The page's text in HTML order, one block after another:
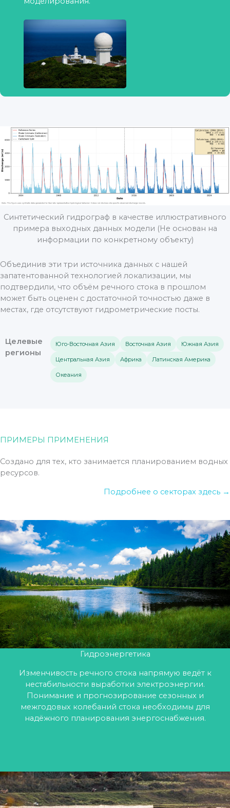
Синтетический гидрограф в качестве иллюстративного
примера выходных данных модели (Не основан на
информации по конкретному объекту)
Объединив эти три источника данных с нашей
запатентованной технологией локализации, мы
подтвердили, что объём речного стока в прошлом
может быть оценен с достаточной точностью даже в
местах, где отсутствуют гидрометрические посты.
Целевые
регионы
Юго-Восточная Азия Восточная Азия Южная Азия
Центральная Азия Африка Латинская Америка
Океания
ПРИМЕРЫ ПРИМЕНЕНИЯ
Создано для тех, кто занимается планированием водных
ресурсов.
Подробнее о секторах здесь →
Гидроэнергетика
Изменчивость речного стока напрямую ведёт к
нестабильности выработки электроэнергии.
Понимание и прогнозирование сезонных и
межгодовых колебаний стока необходимы для
надёжного планирования энергоснабжения.